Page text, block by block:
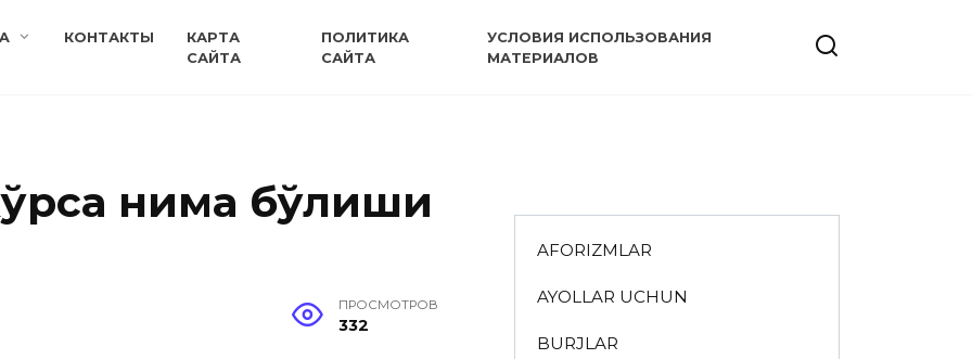
КОНТАКТЫ
КАРТА
САЙТА
ПОЛИТИКА
САЙТА
УСЛОВИЯ ИСПОЛЬЗОВАНИЯ
МАТЕРИАЛОВ
нима бўлиши
ПРОСМОТРОВ
332
AFORIZMLAR
AYOLLAR UCHUN
BURJLAR